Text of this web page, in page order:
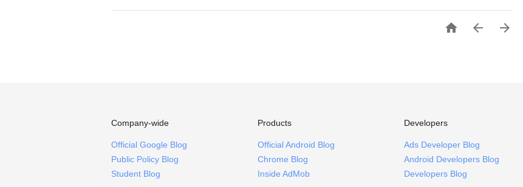
  
Company-wide
Official Google Blog
Public Policy Blog
Student Blog
Products
Official Android Blog
Chrome Blog
Inside AdMob
Developers
Ads Developer Blog
Android Developers Blog
Developers Blog